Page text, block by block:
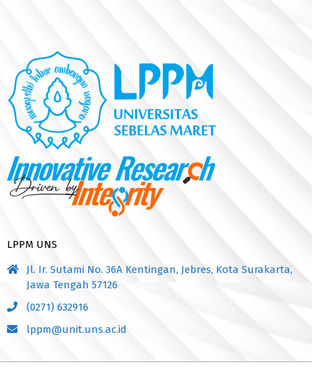
LPPM UNS
Jl. Ir. Sutami No. 36A Kentingan, Jebres, Kota Surakarta,
Jawa Tengah 57126
(0271) 632916
lppm@unit.uns.ac.id